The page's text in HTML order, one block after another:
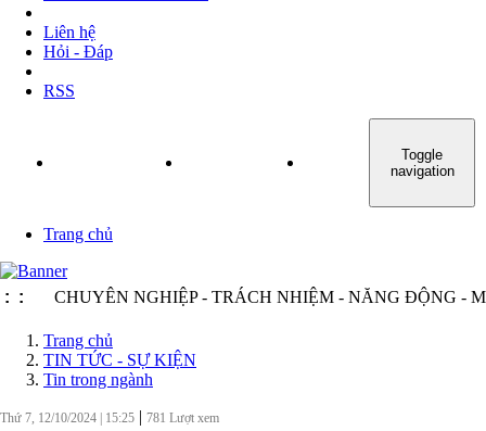
Liên hệ
Hỏi - Đáp
RSS
TIN TỨC - SỰ KIỆN
Toggle
navigation
Trang chủ
: :CHUYÊN NGHIỆP - TRÁCH NHIỆM - NĂNG ĐỘNG - MINH
Trang chủ
TIN TỨC - SỰ KIỆN
Tin trong ngành
Thứ 7, 12/10/2024 15:25 | 781 Lượt xem